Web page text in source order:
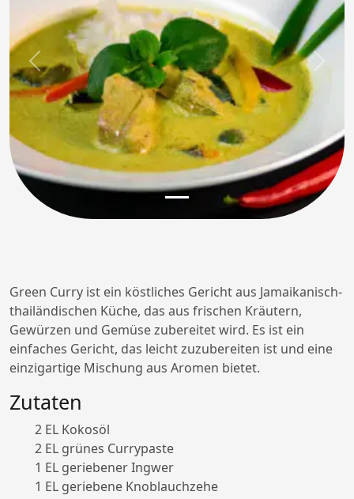
Previous Next
Green Curry ist ein köstliches Gericht aus Jamaikanisch-
thailändischen Küche, das aus frischen Kräutern,
Gewürzen und Gemüse zubereitet wird. Es ist ein
einfaches Gericht, das leicht zuzubereiten ist und eine
einzigartige Mischung aus Aromen bietet.
Zutaten
2 EL Kokosöl
2 EL grünes Currypaste
1 EL geriebener Ingwer
1 EL geriebene Knoblauchzehe